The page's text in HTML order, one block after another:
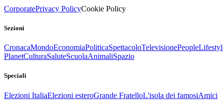
CorporatePrivacy PolicyCookie Policy
Sezioni
CronacaMondoEconomiaPoliticaSpettacoloTelevisionePeople
PlanetCulturaSaluteScuolaAnimaliSpazio
Speciali
Elezioni ItaliaElezioni esteroGrande FratelloL'isola dei famosiAmici